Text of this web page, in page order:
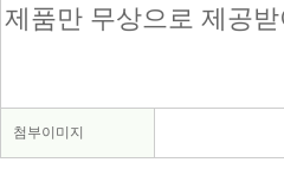
제품만 무상으로 제공
첨부이미지